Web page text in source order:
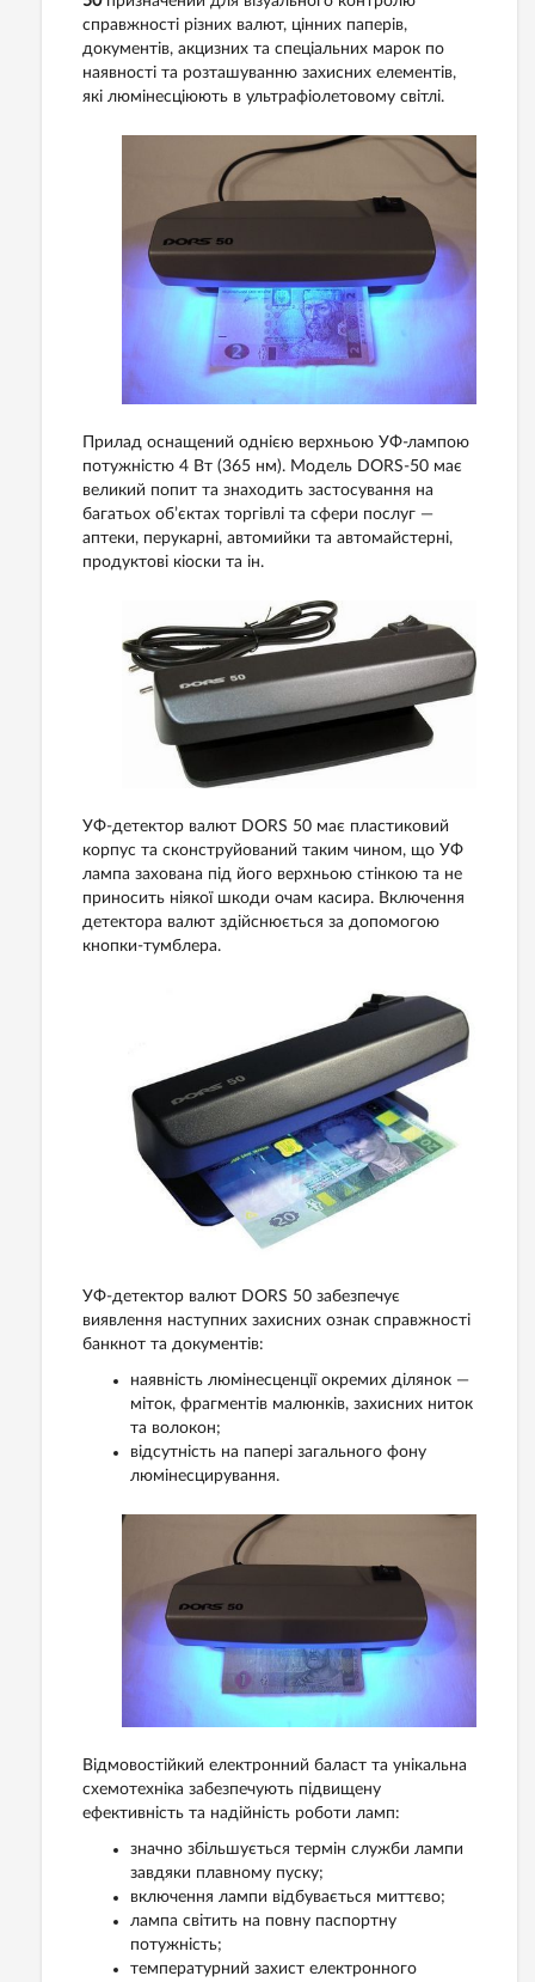
справжності різних валют, цінних паперів,
документів, акцизних та спеціальних марок по
наявності та розташуванню захисних елементів,
які люмінесціюють в ультрафіолетовому світлі.
Прилад оснащений однією верхньою УФ-лампою
потужністю 4 Вт (365 нм). Модель DORS-50 має
великий попит та знаходить застосування на
багатьох об’єктах торгівлі та сфери послуг —
аптеки, перукарні, автомийки та автомайстерні,
продуктові кіоски та ін.
УФ-детектор валют DORS 50 має пластиковий
корпус та сконструйований таким чином, що УФ
лампа захована під його верхньою стінкою та не
приносить ніякої шкоди очам касира. Включення
детектора валют здійснюється за допомогою
кнопки-тумблера.
УФ-детектор валют DORS 50 забезпечує
виявлення наступних захисних ознак справжності
банкнот та документів:
наявність люмінесценції окремих ділянок —
міток, фрагментів малюнків, захисних ниток
та волокон;
відсутність на папері загального фону
люмінесцирування.
Відмовостійкий електронний баласт та унікальна
схемотехніка забезпечують підвищену
ефективність та надійність роботи ламп:
значно збільшується термін служби лампи
завдяки плавному пуску;
включення лампи відбувається миттєво;
лампа світить на повну паспортну
потужність;
температурний захист електронного